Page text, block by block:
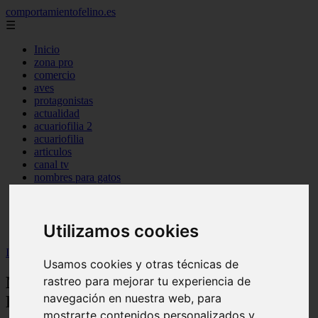
Utilizamos cookies
Usamos cookies y otras técnicas de
rastreo para mejorar tu experiencia de
navegación en nuestra web, para
mostrarte contenidos personalizados y
comportamientofelino.es
☰
Inicio
zona pro
comercio
aves
protagonistas
actualidad
acuariofilia 2
acuariofilia
articulos
canal tv
nombres para gatos
zona pro
Inicio
Nombres para Perros Machos Raza
Rottweiler